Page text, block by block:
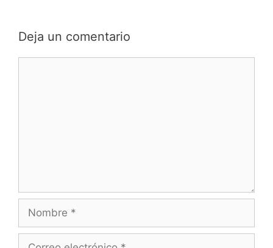
Deja un comentario